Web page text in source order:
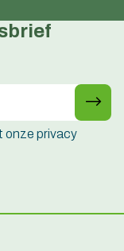
onze privacy